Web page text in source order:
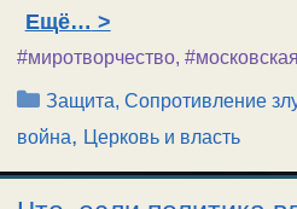
Ещё…
#миротворчество,
Рубрики
Защита, Сопротивление
война, Церковь и власть